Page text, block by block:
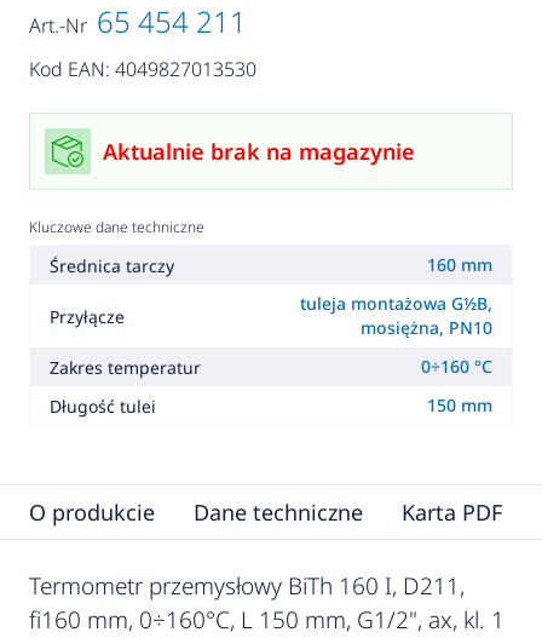
Art.-Nr 65 454 211
Kod EAN: 4049827013530
Aktualnie brak na magazynie
Kluczowe dane techniczne
Średnica tarczy 160 mm
Przyłącze
tuleja montażowa G½B,
mosiężna, PN10
Zakres temperatur
0÷160 °C
Długość tulei
150 mm
O produkcie Dane techniczne Karta PDF
Termometr przemysłowy BiTh 160 I, D211,
fi160 mm, 0÷160°C, L 150 mm, G1/2", ax, kl. 1